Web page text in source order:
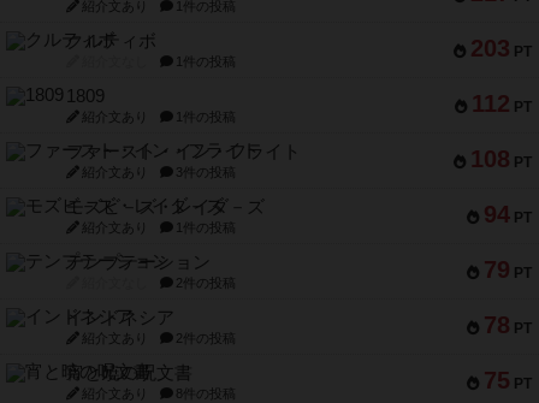
紹介文あり 1件の投稿
203 PT
クルティボ
1件の投稿
112 PT
1809
紹介文あり 1件の投稿
108 PT
ファースト・イン・フライト
紹介文あり 3件の投稿
94 PT
モズビ－ズ・レイダ－ズ
紹介文あり 1件の投稿
79 PT
テンプテーション
2件の投稿
78 PT
インドネシア
紹介文あり 2件の投稿
75 PT
宵と暁の呪文書
紹介文あり 8件の投稿